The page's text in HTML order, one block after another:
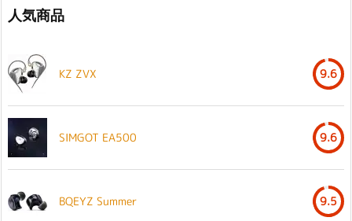
人気商品
KZ ZVX 9.6
SIMGOT EA500 9.6
BQEYZ Summer 9.5